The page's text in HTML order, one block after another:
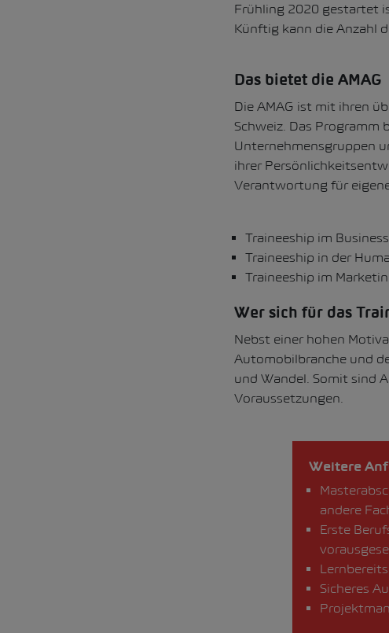
Frühling 2020 gestartet
Künftig kann die Anzahl
Das bietet die AMAG
Die AMAG ist mit ihren
Schweiz. Das Programm
Unternehmensgruppen
ihrer
Verantwortung für
Traineeship im
Traineeship in der
Traineeship im
Wer sich für das
Nebst einer hohen
Automobilbranche und
und Wandel. Somit sind
Voraussetzungen.
Weitere
andere
Erste
Sicheres